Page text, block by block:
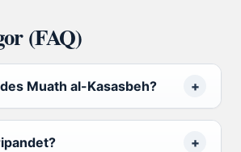
(FAQ)
Muath al-Kasasbeh?